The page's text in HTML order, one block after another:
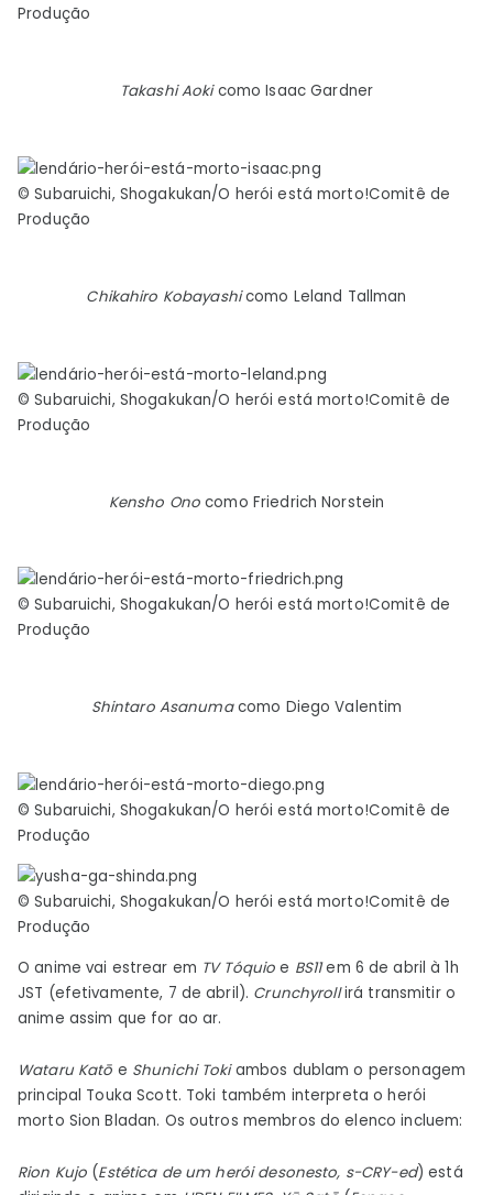
Produção
Takashi Aokicomo Isaac Gardner
© Subaruichi, Shogakukan/O herói está morto!Comitê de
Produção
Chikahiro Kobayashicomo Leland Tallman
© Subaruichi, Shogakukan/O herói está morto!Comitê de
Produção
Kensho Ono como Friedrich Norstein
© Subaruichi, Shogakukan/O herói está morto!Comitê de
Produção
Shintaro Asanumacomo Diego Valentim
© Subaruichi, Shogakukan/O herói está morto!Comitê de
Produção
© Subaruichi, Shogakukan/O herói está morto!Comitê de
Produção
O anime vai estrear em TV Tóquio e BS11em 6 de abril à 1h
JST (efetivamente, 7 de abril). Crunchyrollirá transmitir o
anime assim que for ao ar.
Wataru Katō e Shunichi Tokiambos dublam o personagem
principal Touka Scott. Toki também interpreta o herói
morto Sion Bladan. Os outros membros do elenco incluem:
Rion Kujo (Estética de um herói desonesto, s-CRY-ed) está